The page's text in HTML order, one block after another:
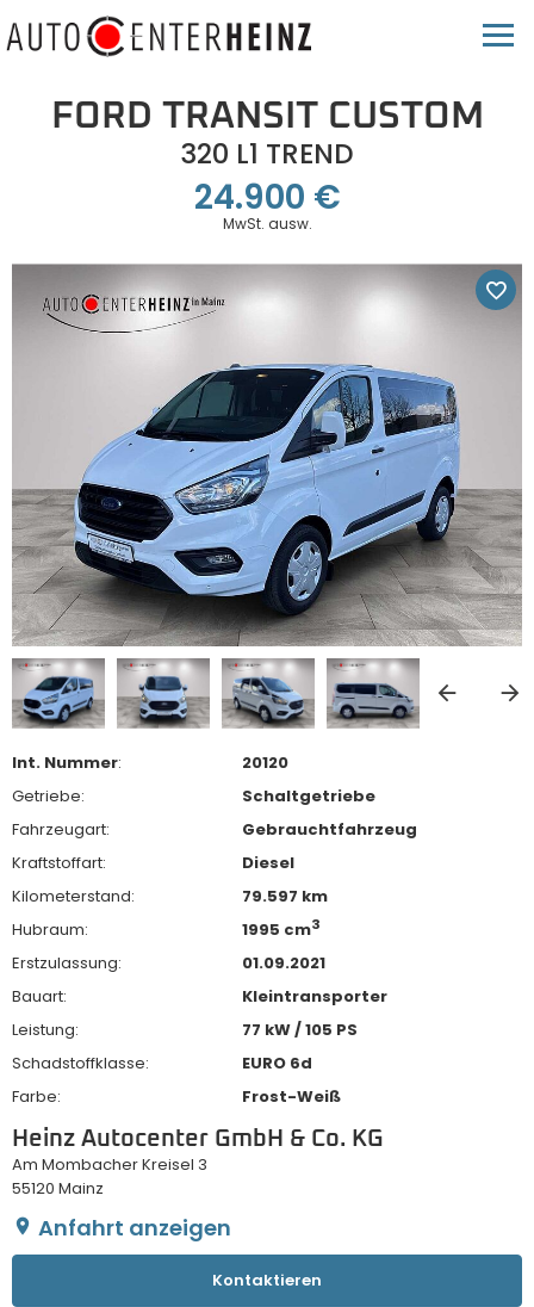
FORD TRANSIT CUSTOM
320 L1 TREND
24.900 €
MwSt. ausw.
Int. Nummer:
20120
Getriebe:
Schaltgetriebe
Fahrzeugart:
Gebrauchtfahrzeug
Kraftstoffart:
Diesel
Kilometerstand:
79.597 km
Hubraum:
1995 cm3
Erstzulassung:
01.09.2021
Bauart:
Kleintransporter
Leistung:
77 kW / 105 PS
Schadstoffklasse:
EURO 6d
Farbe:
Frost-Weiß
Heinz Autocenter GmbH & Co. KG
Am Mombacher Kreisel 3
55120 Mainz
Anfahrt anzeigen
Kontaktieren